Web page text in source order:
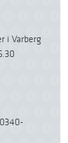
i Varberg